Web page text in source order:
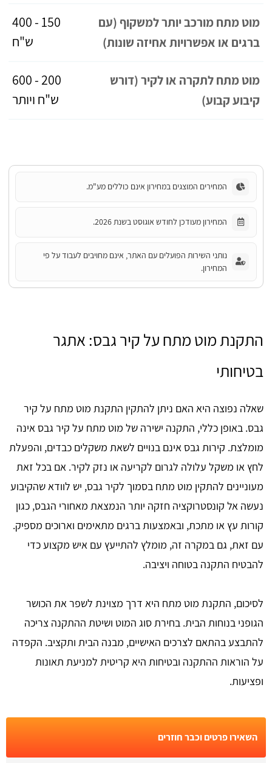
מוט מתח מורכב יותר למשקוף (עם
ברגים או אפשרויות אחיזה שונות)
150 - 400
ש"ח
מוט מתח לתקרה או לקיר (דורש
קיבוע קבוע)
200 - 600
ש"ח ויותר
המחירים המוצגים במחירון אינם כוללים מע"מ.
המחירון מעודכן לחודש אוגוסט בשנת 2026.
נותני השירות הפועלים עם האתר, אינם מחויבים לעבוד על פי
המחירון.
התקנת מוט מתח על קיר גבס: אתגר
בטיחותי
שאלה נפוצה היא האם ניתן להתקין התקנת מוט מתח על קיר
גבס. באופן כללי, התקנה ישירה של מוט מתח על קיר גבס אינה
מומלצת. קירות גבס אינם בנויים לשאת משקלים כבדים, והפעלת
לחץ או משקל עלולה לגרום לקריעה או נזק לקיר. אם בכל זאת
מעוניינים להתקין מוט מתח בסמוך לקיר גבס, יש לוודא שהקיבוע
נעשה אל קונסטרוקציה חזקה יותר הנמצאת מאחורי הגבס, כגון
קורות עץ או מתכת, ובאמצעות ברגים מתאימים וארוכים מספיק.
עם זאת, גם במקרה זה, מומלץ להתייעץ עם איש מקצוע כדי
להבטיח התקנה בטוחה ויציבה.
לסיכום, התקנת מוט מתח היא דרך מצוינת לשפר את הכושר
הגופני בנוחות הבית. בחירת סוג המוט ושיטת ההתקנה צריכה
להתבצע בהתאם לצרכים האישיים, מבנה הבית ותקציב. הקפדה
על הוראות ההתקנה ובטיחות היא קריטית למניעת תאונות
ופציעות.
השאירו פרטים וכבר חוזרים